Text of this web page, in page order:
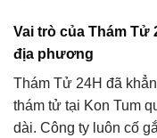
Vai trò của Thám
địa phương
Thám Tử 24H đã
thám tử tại Kon Tum
dài. Công ty luôn cố